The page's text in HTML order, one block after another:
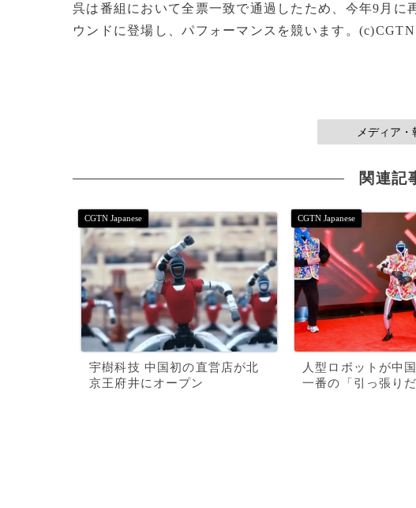
呉は番組において全票一致で通過したため、今年9月に
ウンドに登場し、パフォーマンスを競います。
メディア
関連記
宇樹科技 中国初の直営店が北
京王府井にオープン
人型ロボットが中
一番の「引っ張り